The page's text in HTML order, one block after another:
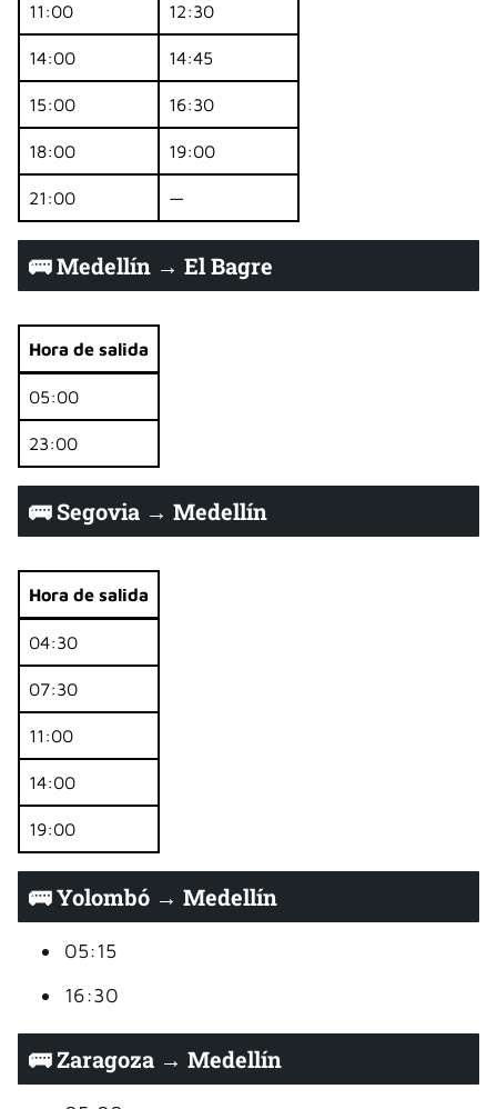
11:00 12:30
14:00 14:45
15:00 16:30
18:00 19:00
21:00 —
🚌 Medellín → El Bagre
Hora de salida
05:00
23:00
🚌 Segovia → Medellín
Hora de salida
04:30
07:30
11:00
14:00
19:00
🚌 Yolombó → Medellín
05:15
16:30
🚌 Zaragoza → Medellín